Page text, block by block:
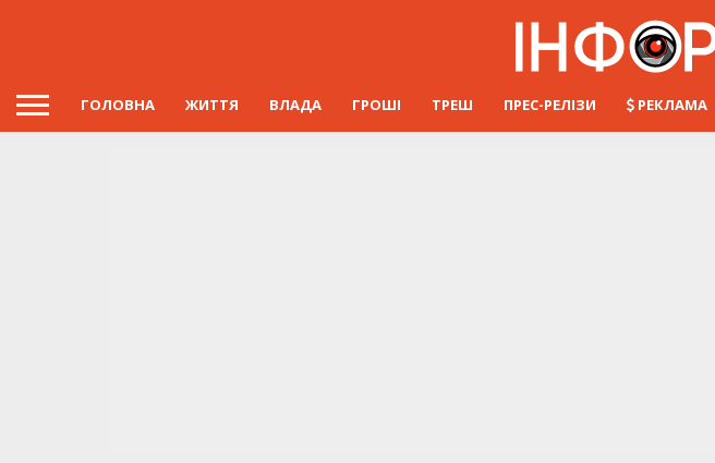
ГОЛОВНА ЖИТТЯ ВЛАДА ГРОШІ ТРЕШ ПРЕС-РЕЛІЗИ РЕКЛАМА